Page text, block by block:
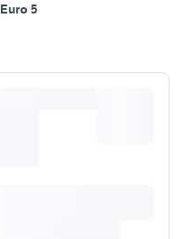
Euro 5